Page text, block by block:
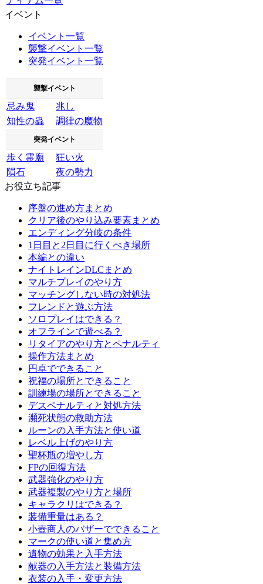
イベント
イベント一覧
襲撃イベント一覧
突発イベント一覧
襲撃イベント
忌み鬼
兆し
知性の蟲
調律の魔物
突発イベント
歩く霊廟
狂い火
隕石
夜の勢力
お役立ち記事
序盤の進め方まとめ
クリア後のやり込み要素まとめ
エンディング分岐の条件
1日目と2日目に行くべき場所
本編との違い
ナイトレインDLCまとめ
マルチプレイのやり方
マッチングしない時の対処法
フレンドと遊ぶ方法
ソロプレイはできる？
オフラインで遊べる？
リタイアのやり方とペナルティ
操作方法まとめ
円卓でできること
祝福の場所とできること
訓練場の場所とできること
デスペナルティと対処方法
瀕死状態の救助方法
ルーンの入手方法と使い道
レベル上げのやり方
聖杯瓶の増やし方
FPの回復方法
武器強化のやり方
武器複製のやり方と場所
キャラクリはできる？
装備重量はある？
小壺商人のバザーでできること
マークの使い道と集め方
遺物の効果と入手方法
献器の入手方法と装備方法
衣装の入手・変更方法